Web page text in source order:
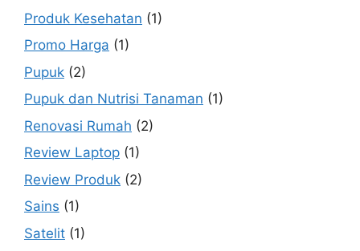
Produk Kesehatan (1)
Promo Harga (1)
Pupuk (2)
Pupuk dan Nutrisi Tanaman (1)
Renovasi Rumah (2)
Review Laptop (1)
Review Produk (2)
Sains (1)
Satelit (1)